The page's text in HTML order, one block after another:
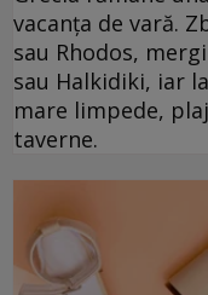
vacanța de vară.
sau Rhodos,
sau Halkidiki, iar
mare limpede,
taverne.